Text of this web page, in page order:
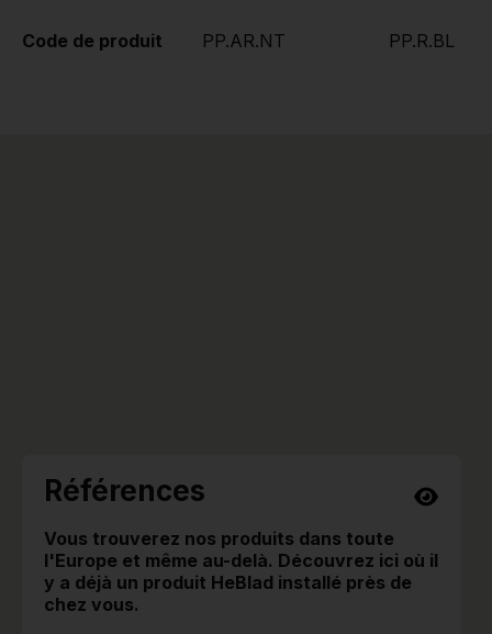
Code de produit PP.AR.NT PP.R.BL
Références
Vous trouverez nos produits dans toute
l'Europe et même au-delà. Découvrez ici où il
y a déjà un produit HeBlad installé près de
chez vous.